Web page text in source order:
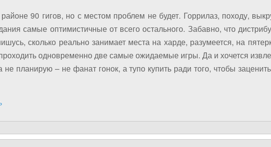
90 гигов, но с местом проблем не будет. Горрилаз, походу,
самые оптимистичные от всего остального. Забавно, что
сколько реально занимает места на харде, разумеется, на
одновременно две самые ожидаемые игры. Да и хочется
не планирую – не фанат гонок, а тупо купить ради того, чтобы